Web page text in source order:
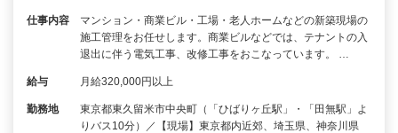
仕事内容
マンション・商業ビル・工場・老人ホームなどの新築現場の
施工管理をお任せします。商業ビルなどでは、テナントの入
退出に伴う電気工事、改修工事をおこなっています。 …
給与 月給320,000円以上
勤務地
東京都東久留米市中央町（「ひばりヶ丘駅」・「田無駅」よ
りバス10分）／【現場】東京都内近郊、埼玉県、神奈川県